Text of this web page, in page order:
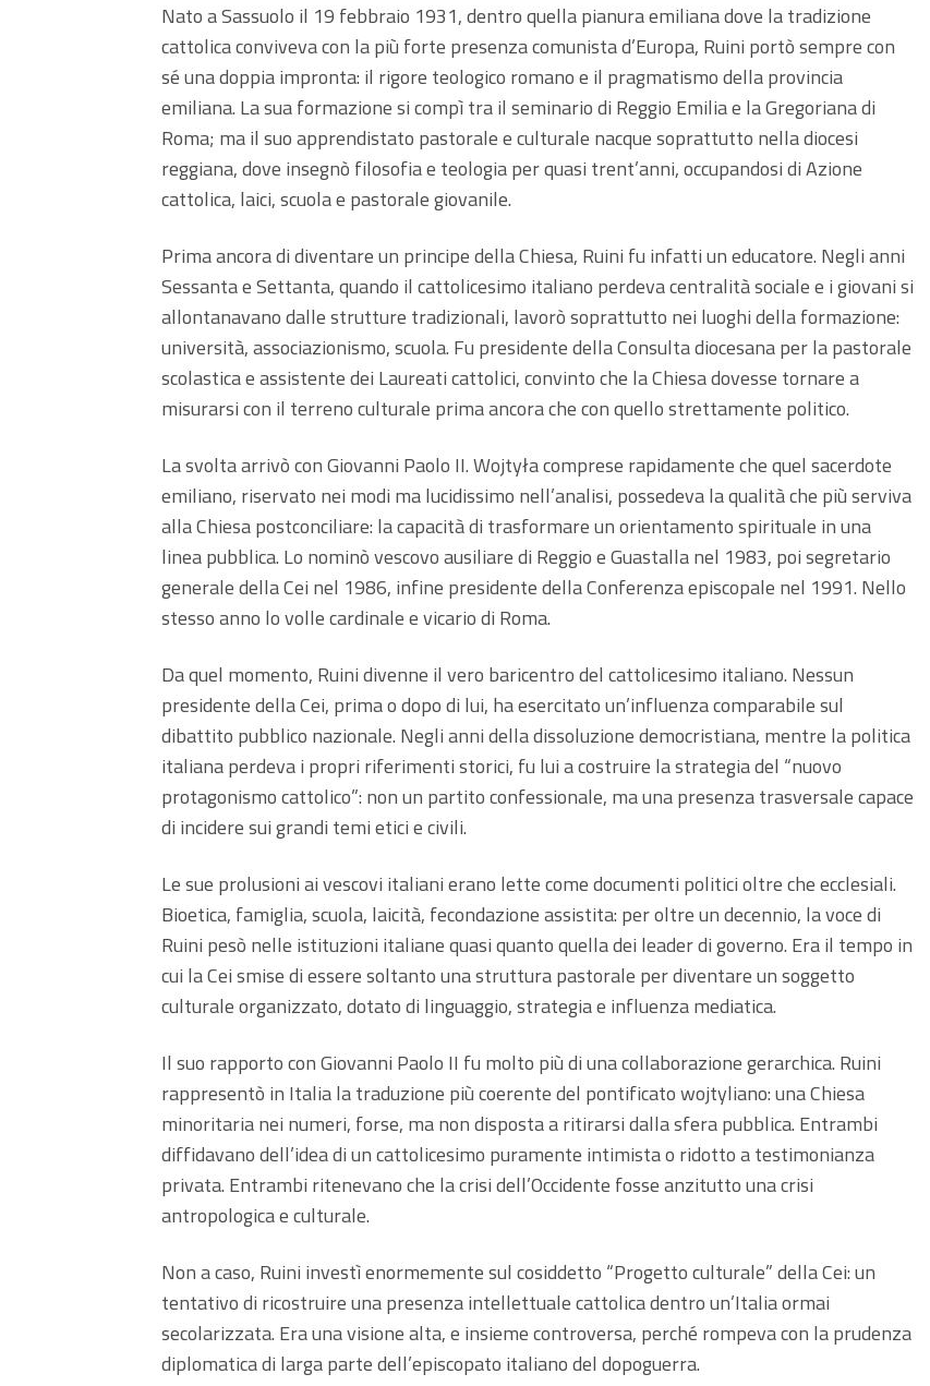
Nato a Sassuolo il 19 febbraio 1931, dentro quella pianura emiliana dove la tradizione
cattolica conviveva con la più forte presenza comunista d’Europa, Ruini portò sempre con
sé una doppia impronta: il rigore teologico romano e il pragmatismo della provincia
emiliana. La sua formazione si compì tra il seminario di Reggio Emilia e la Gregoriana di
Roma; ma il suo apprendistato pastorale e culturale nacque soprattutto nella diocesi
reggiana, dove insegnò filosofia e teologia per quasi trent’anni, occupandosi di Azione
cattolica, laici, scuola e pastorale giovanile.
Prima ancora di diventare un principe della Chiesa, Ruini fu infatti un educatore. Negli anni
Sessanta e Settanta, quando il cattolicesimo italiano perdeva centralità sociale e i giovani si
allontanavano dalle strutture tradizionali, lavorò soprattutto nei luoghi della formazione:
università, associazionismo, scuola. Fu presidente della Consulta diocesana per la pastorale
scolastica e assistente dei Laureati cattolici, convinto che la Chiesa dovesse tornare a
misurarsi con il terreno culturale prima ancora che con quello strettamente politico.
La svolta arrivò con Giovanni Paolo II. Wojtyła comprese rapidamente che quel sacerdote
emiliano, riservato nei modi ma lucidissimo nell’analisi, possedeva la qualità che più serviva
alla Chiesa postconciliare: la capacità di trasformare un orientamento spirituale in una
linea pubblica. Lo nominò vescovo ausiliare di Reggio e Guastalla nel 1983, poi segretario
generale della Cei nel 1986, infine presidente della Conferenza episcopale nel 1991. Nello
stesso anno lo volle cardinale e vicario di Roma.
Da quel momento, Ruini divenne il vero baricentro del cattolicesimo italiano. Nessun
presidente della Cei, prima o dopo di lui, ha esercitato un’influenza comparabile sul
dibattito pubblico nazionale. Negli anni della dissoluzione democristiana, mentre la politica
italiana perdeva i propri riferimenti storici, fu lui a costruire la strategia del “nuovo
protagonismo cattolico”: non un partito confessionale, ma una presenza trasversale capace
di incidere sui grandi temi etici e civili.
Le sue prolusioni ai vescovi italiani erano lette come documenti politici oltre che ecclesiali.
Bioetica, famiglia, scuola, laicità, fecondazione assistita: per oltre un decennio, la voce di
Ruini pesò nelle istituzioni italiane quasi quanto quella dei leader di governo. Era il tempo in
cui la Cei smise di essere soltanto una struttura pastorale per diventare un soggetto
culturale organizzato, dotato di linguaggio, strategia e influenza mediatica.
Il suo rapporto con Giovanni Paolo II fu molto più di una collaborazione gerarchica. Ruini
rappresentò in Italia la traduzione più coerente del pontificato wojtyliano: una Chiesa
minoritaria nei numeri, forse, ma non disposta a ritirarsi dalla sfera pubblica. Entrambi
diffidavano dell’idea di un cattolicesimo puramente intimista o ridotto a testimonianza
privata. Entrambi ritenevano che la crisi dell’Occidente fosse anzitutto una crisi
antropologica e culturale.
Non a caso, Ruini investì enormemente sul cosiddetto “Progetto culturale” della Cei: un
tentativo di ricostruire una presenza intellettuale cattolica dentro un’Italia ormai
secolarizzata. Era una visione alta, e insieme controversa, perché rompeva con la prudenza
diplomatica di larga parte dell’episcopato italiano del dopoguerra.